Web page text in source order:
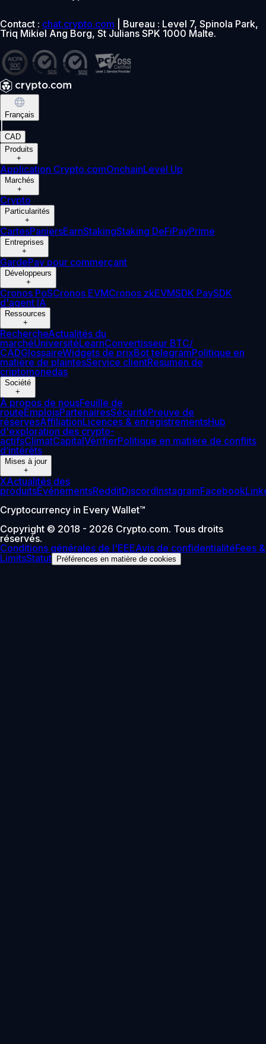
Contact : chat.crypto.com | Bureau : Level 7, Spinola Park,
Triq Mikiel Ang Borg, St Julians SPK 1000 Malte.
Français
CAD
Produits
+
Application Crypto.comOnchainLevel Up
Marchés
+
Crypto
Particularités
+
CartesPaniersEarnStakingStaking DeFiPayPrime
Entreprises
+
GardePay pour commerçant
Développeurs
+
Cronos PoSCronos EVMCronos zkEVMSDK PaySDK
d'agent IA
Ressources
+
RechercheActualités du
marchéUniversitéLearnConvertisseur BTC/
CADGlossaireWidgets de prixBot telegramPolitique en
matière de plaintesService clientResumen de
criptomonedas
Société
+
À propos de nousFeuille de
routeEmploisPartenairesSécuritéPreuve de
réservesAffiliationLicences & enregistrementsHub
d'exploration des crypto-
actifsClimatCapitalVérifierPolitique en matière de conflits
d’intérêts
Mises à jour
+
XActualités des
produitsÉvénementsRedditDiscordInstagramFacebook
Cryptocurrency in Every Wallet™
Copyright © 2018 - 2026 Crypto.com. Tous droits
réservés.
Conditions générales de l'EEEAvis de confidentialitéFees &
LimitsStatut Préférences en matière de cookies